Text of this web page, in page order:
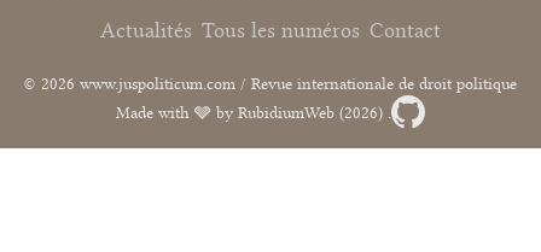
Actualités Tous les numéros Contact
© 2026 www.juspoliticum.com / Revue internationale de droit politique
Made with 🩶 by RubidiumWeb (2026) .